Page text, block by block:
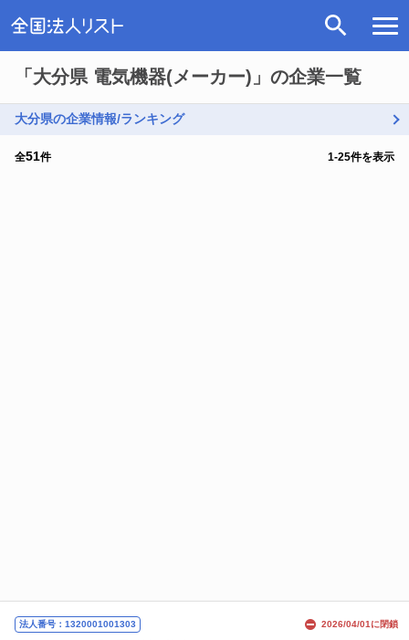
「大分県 電気機器(メーカー)」の企業一覧
大分県の企業情報/ランキング
全51件 1-25件を表示
法人番号：1320001001303 2026/04/01に閉鎖